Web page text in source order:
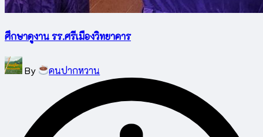
ศึกษาดูงาน รร.ศรีเมืองวิทยาคาร
Posted
by
By คนปากหวาน